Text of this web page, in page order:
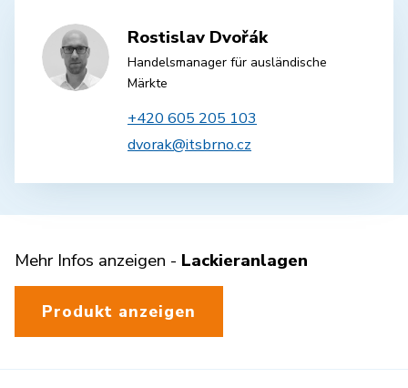
Rostislav Dvořák
Handelsmanager für ausländische
Märkte
+420 605 205 103
dvorak@itsbrno.cz
Mehr Infos anzeigen - Lackieranlagen
Produkt anzeigen